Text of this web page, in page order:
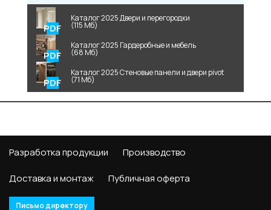
Каталог 2025 Двери и перегородки
(115 Мб)
Каталог 2025 Гардеробные и мебель
(68 Мб)
Каталог 2025 Стеновые панели и двери pivot
(71 Мб)
Разработка продукции Производство
Доставка и монтаж Публичная оферта
Письмо директору